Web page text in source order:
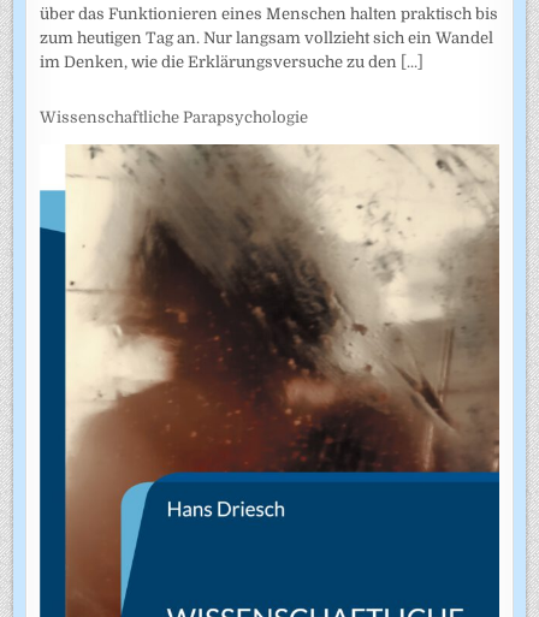
über das Funktionieren eines Menschen halten praktisch bis
zum heutigen Tag an. Nur langsam vollzieht sich ein Wandel
im Denken, wie die Erklärungsversuche zu den [...]
Wissenschaftliche Parapsychologie